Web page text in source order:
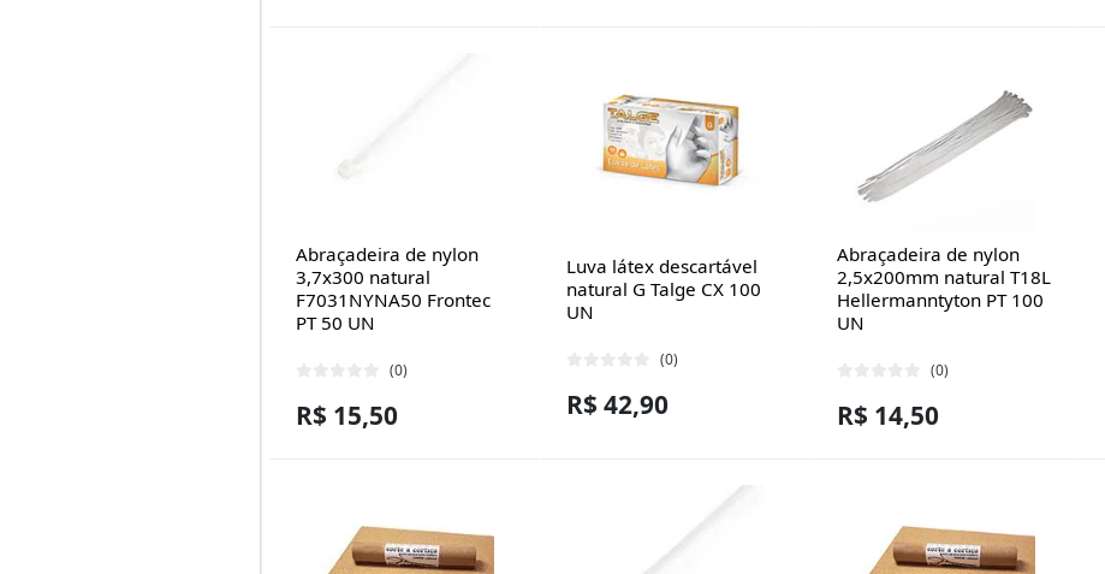
Abraçadeira de nylon
3,7x300 natural
F7031NYNA50 Frontec
PT 50 UN
(0)
R$ 15,50
Luva látex descartável
natural G Talge CX 100
UN
(0)
R$ 42,90
Abraçadeira de nylon
2,5x200mm natural T18L
Hellermanntyton PT 100
UN
(0)
R$ 14,50